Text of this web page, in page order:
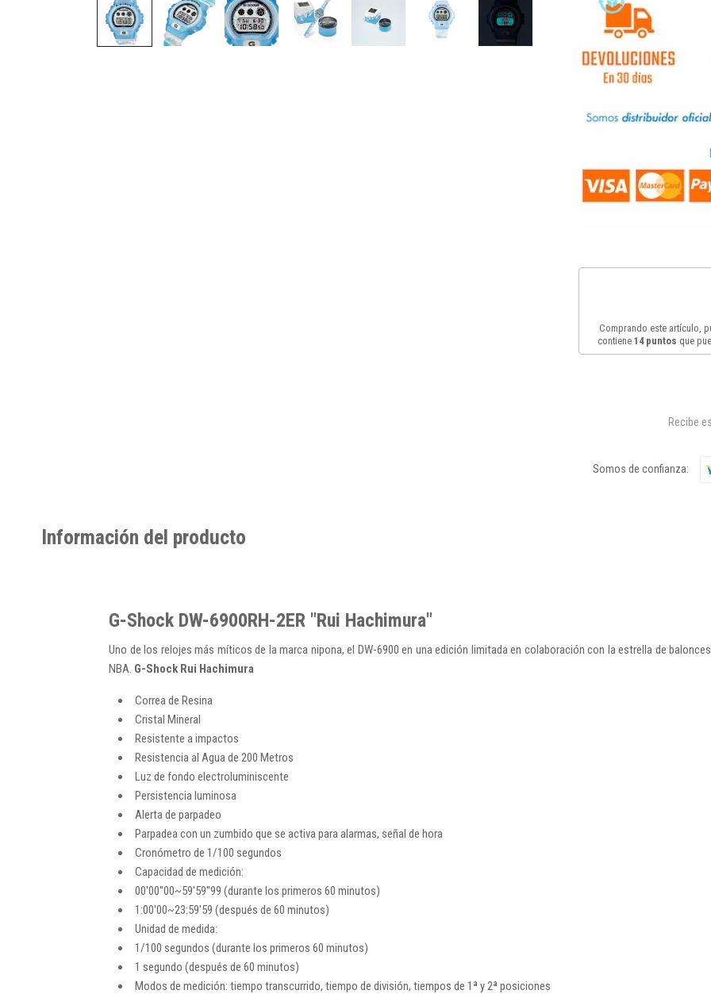
Comprando este artículo,
contiene 14puntos que
Recibe
Somos de confianza:
Información del producto
G-Shock DW-6900RH-2ER "Rui Hachimura"
Uno de los relojes más míticos de la marca nipona, el DW-6900 en una edición limitada en colaboración con la estrella de
NBA. G-Shock Rui Hachimura
Correa de Resina
Cristal Mineral
Resistente a impactos
Resistencia al Agua de 200 Metros
Luz de fondo electroluminiscente
Persistencia luminosa
Alerta de parpadeo
Parpadea con un zumbido que se activa para alarmas, señal de hora
Cronómetro de 1/100 segundos
Capacidad de medición:
00'00''00~59'59''99 (durante los primeros 60 minutos)
1:00'00~23:59'59 (después de 60 minutos)
Unidad de medida:
1/100 segundos (durante los primeros 60 minutos)
1 segundo (después de 60 minutos)
Modos de medición: tiempo transcurrido, tiempo de división, tiempos de 1ª y 2ª posiciones